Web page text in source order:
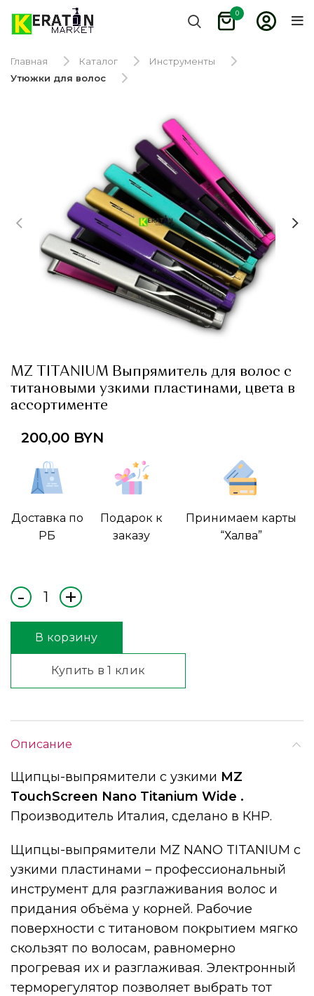
0
Главная Каталог
Инструменты
Утюжки для волос
MZ TITANIUM Выпрямитель для волос с
титановыми узкими пластинами, цвета в
ассортименте
200,00 BYN
Доставка по
РБ
Подарок к
заказу
Принимаем карты
“Халва”
В корзину
Купить в 1 клик
Описание
Щипцы-выпрямители с узкими MZ
TouchScreen Nano Titanium Wide .
Производитель Италия, сделано в КНР.
Щипцы-выпрямители MZ NANO TITANIUM c
узкими пластинами – профессиональный
инструмент для разглаживания волос и
придания объёма у корней. Рабочие
поверхности с титановом покрытием мягко
скользят по волосам, равномерно
прогревая их и разглаживая. Электронный
терморегулятор позволяет выбрать тот